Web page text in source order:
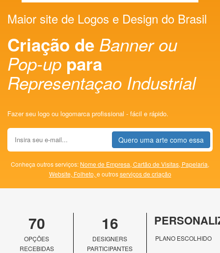
Maior site de Logos e Design do Brasil
Criação de Banner ou
Pop-up para
Representaçao Industrial
Fazer seu logo ou logomarca profissional - fácil e rápido.
Quero uma arte como essa
Conheça outros serviços: Nome de Empresa, Cartão de Visitas, Papelaria,
Website, Folheto, e outrosserviços de criação
70
OPÇÕES
RECEBIDAS
16
DESIGNERS
PARTICIPANTES
PLANO ESCOLHIDO